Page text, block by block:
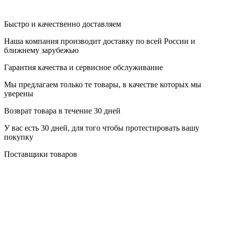
Быстро и качественно доставляем
Наша компания производит доставку по всей России и
ближнему зарубежью
Гарантия качества и сервисное обслуживание
Мы предлагаем только те товары, в качестве которых мы
уверены
Возврат товара в течение 30 дней
У вас есть 30 дней, для того чтобы протестировать вашу
покупку
Поставщики товаров